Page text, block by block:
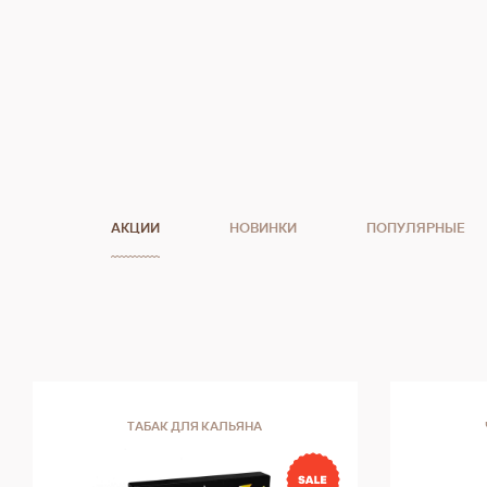
АКЦИИ НОВИНКИ ПОПУЛЯРНЫЕ
ТАБАК ДЛЯ КАЛЬЯНА